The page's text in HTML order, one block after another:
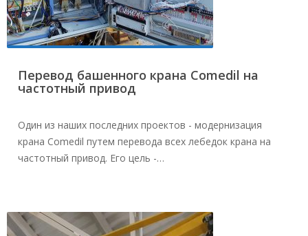
Перевод башенного крана Comedil на
частотный привод
Один из наших последних проектов - модернизация
крана Comedil путем перевода всех лебедок крана на
частотный привод. Его цель -…